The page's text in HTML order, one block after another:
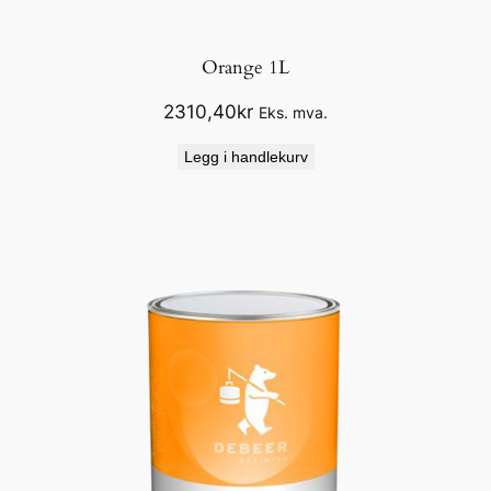
Orange 1L
2310,40kr Eks. mva.
Legg i handlekurv